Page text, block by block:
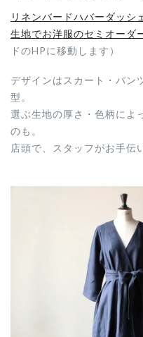
リネンバードハバーダッシ
生地でお洋服のセミオーダ
ドのHPに移動します）
デザインはスカート・パン
型。
選ぶ生地の厚さ・色柄によ
のも。
店頭で、スタッフがお手伝